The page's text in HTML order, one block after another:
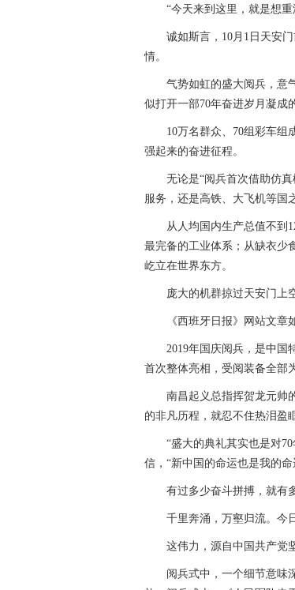
“今天来到这里，就是想重
诚如斯言，10月1日天安门
情。
气势如虹的盛大阅兵，意气
似打开一部70年奋进岁月凝成
10万名群众、70组彩车组成
强起来的奋进征程。
无论是“阅兵首次借助仿真
服务，还是高铁、大飞机等国
从人均国内生产总值不到
最完备的工业体系；从缺衣
屹立在世界东方。
庞大的机群掠过天安门上空
《西班牙日报》网站文章如
2019年国庆阅兵，是中国特
首次整体亮相，受阅装备全部
南昌起义总指挥贺龙元帅的
的非凡历程，就忍不住热泪盈
“盛大的典礼其实也是对70
信，“新中国的命运也是我的
有过多少奋斗拼搏，就有多
千里奔涌，万壑归流。今日
这伟力，源自中国共产党坚
阅兵式中，一个细节意味深